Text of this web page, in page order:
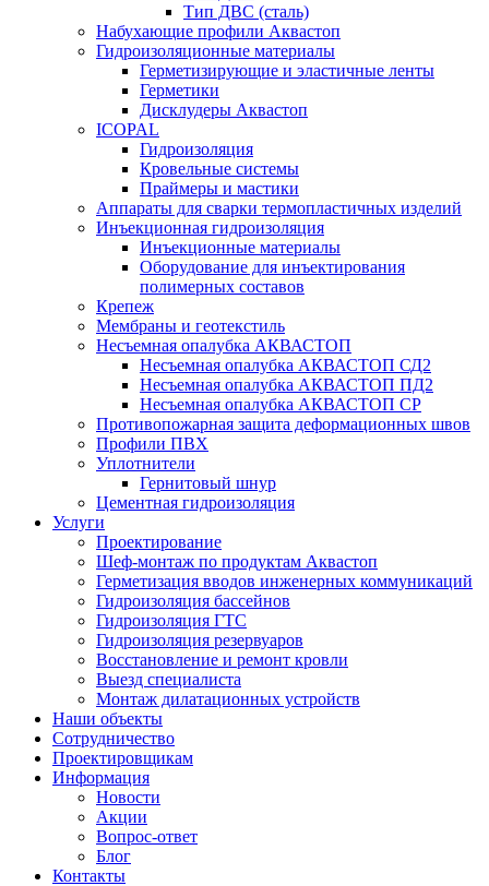
Тип ДВС (сталь)
Набухающие профили Аквастоп
Гидроизоляционные материалы
Герметизирующие и эластичные ленты
Герметики
Дисклудеры Аквастоп
ICOPAL
Гидроизоляция
Кровельные системы
Праймеры и мастики
Аппараты для сварки термопластичных изделий
Инъекционная гидроизоляция
Инъекционные материалы
Оборудование для инъектирования
полимерных составов
Крепеж
Мембраны и геотекстиль
Несъемная опалубка АКВАСТОП
Несъемная опалубка АКВАСТОП СД2
Несъемная опалубка АКВАСТОП ПД2
Несъемная опалубка АКВАСТОП СР
Противопожарная защита деформационных швов
Профили ПВХ
Уплотнители
Гернитовый шнур
Цементная гидроизоляция
Услуги
Проектирование
Шеф-монтаж по продуктам Аквастоп
Герметизация вводов инженерных коммуникаций
Гидроизоляция бассейнов
Гидроизоляция ГТС
Гидроизоляция резервуаров
Восстановление и ремонт кровли
Выезд специалиста
Монтаж дилатационных устройств
Наши объекты
Сотрудничество
Проектировщикам
Информация
Новости
Акции
Вопрос-ответ
Блог
Контакты